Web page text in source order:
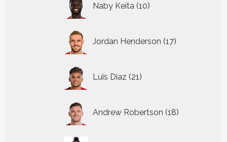
Naby Keita 10
producten
Jordan Henderson 17
producten
Luis Diaz 21
producten
Andrew Robertson 18
producten